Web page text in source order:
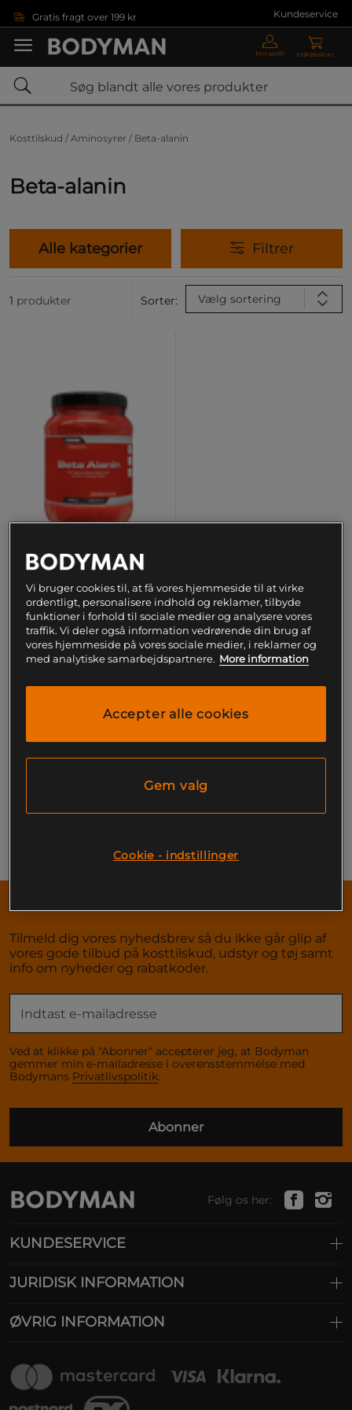
Gratis fragt over 199 kr Kundeservice
Min profil Indkøbskurv
Kosttilskud / Aminosyrer / Beta-alanin
Beta-alanin
Alle kategorier Filtrer
1 produkter Sorter: Vælg sortering
Beta Alanine PWO 400 g
Fairing
309 kr Køb
Du har set på 1 af 1 produkter
Forrige 1 Næste
Tilmeld dig vores nyhedsbrev så du ikke går glip af
vores gode tilbud på kosttilskud, udstyr og tøj samt
info om nyheder og rabatkoder.
Ved at klikke på "Abonner" accepterer jeg, at Bodyman
gemmer min e-mailadresse i overensstemmelse med
Bodymans Privatlivspolitik.
Abonner
Følg os her:
KUNDESERVICE
JURIDISK INFORMATION
ØVRIG INFORMATION
Vi bruger cookies til, at få vores hjemmeside til at virke
ordentligt, personalisere indhold og reklamer, tilbyde
funktioner i forhold til sociale medier og analysere vores
traffik. Vi deler også information vedrørende din brug af
vores hjemmeside på vores sociale medier, i reklamer og
med analytiske samarbejdspartnere. More information
Accepter alle cookies
Gem valg
Cookie - indstillinger